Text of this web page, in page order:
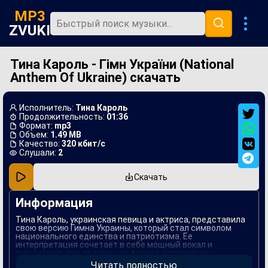
MP3
ZVUKI
Главная
Новинки
Популярная
В машину
Музыка 80х
Ремиксы
Тина Кароль - Гімн України (National
Anthem Of Ukraine) скачать
Исполнитель: Тина Кароль
Продолжительность: 01:36
Формат: mp3
Объем: 1.49 MB
Качество: 320 кбит/с
Слушали: 2
Скачать
Информация
Тина Кароль, украинская певица и актриса, представила
свою версию Гимна Украины, который стал символом
национального единства и патриотизма. Ее
интерпретация сочетает в себе мощный вокал и
эмоциональную подачу, что делает исполнение
запоминающимся и вдохновляющим. Песня resonates
Читать полностью